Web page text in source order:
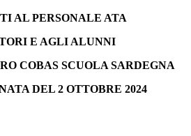
AL PERSONALE ATA
E AGLI ALUNNI
COBAS SCUOLA SARDEGNA
DEL 2 OTTOBRE 2024